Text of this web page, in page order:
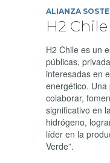
ALIANZA
H2 Chile
H2 Chile es un
públicas,
interesadas en
energético.
colaborar,
significativo en
hidrógeno,
líder en la
Verde”.